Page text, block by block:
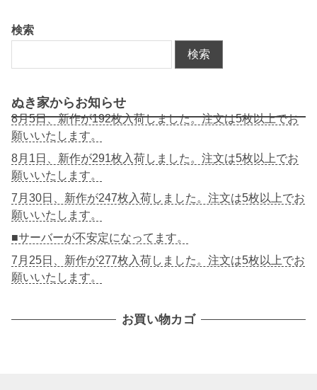
検索
検索
ぬき家からお知らせ
8月5日、新作が192枚入荷しました。注文は5枚以上でお
願いいたします。
8月1日、新作が291枚入荷しました。注文は5枚以上でお
願いいたします。
7月30日、新作が247枚入荷しました。注文は5枚以上でお
願いいたします。
■サーバーが不安定になってます。
7月25日、新作が277枚入荷しました。注文は5枚以上でお
願いいたします。
お買い物カゴ